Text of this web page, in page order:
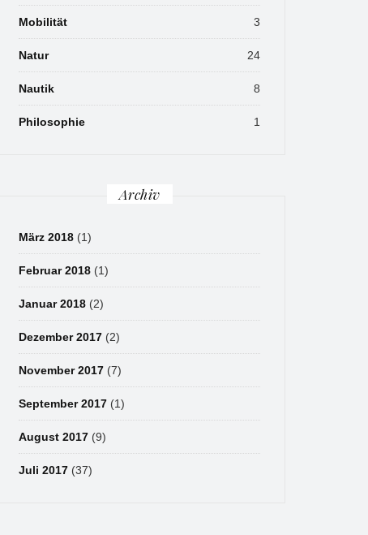
Mobilität 3
Natur 24
Nautik 8
Philosophie 1
Archiv
März 2018 (1)
Februar 2018 (1)
Januar 2018 (2)
Dezember 2017 (2)
November 2017 (7)
September 2017 (1)
August 2017 (9)
Juli 2017 (37)